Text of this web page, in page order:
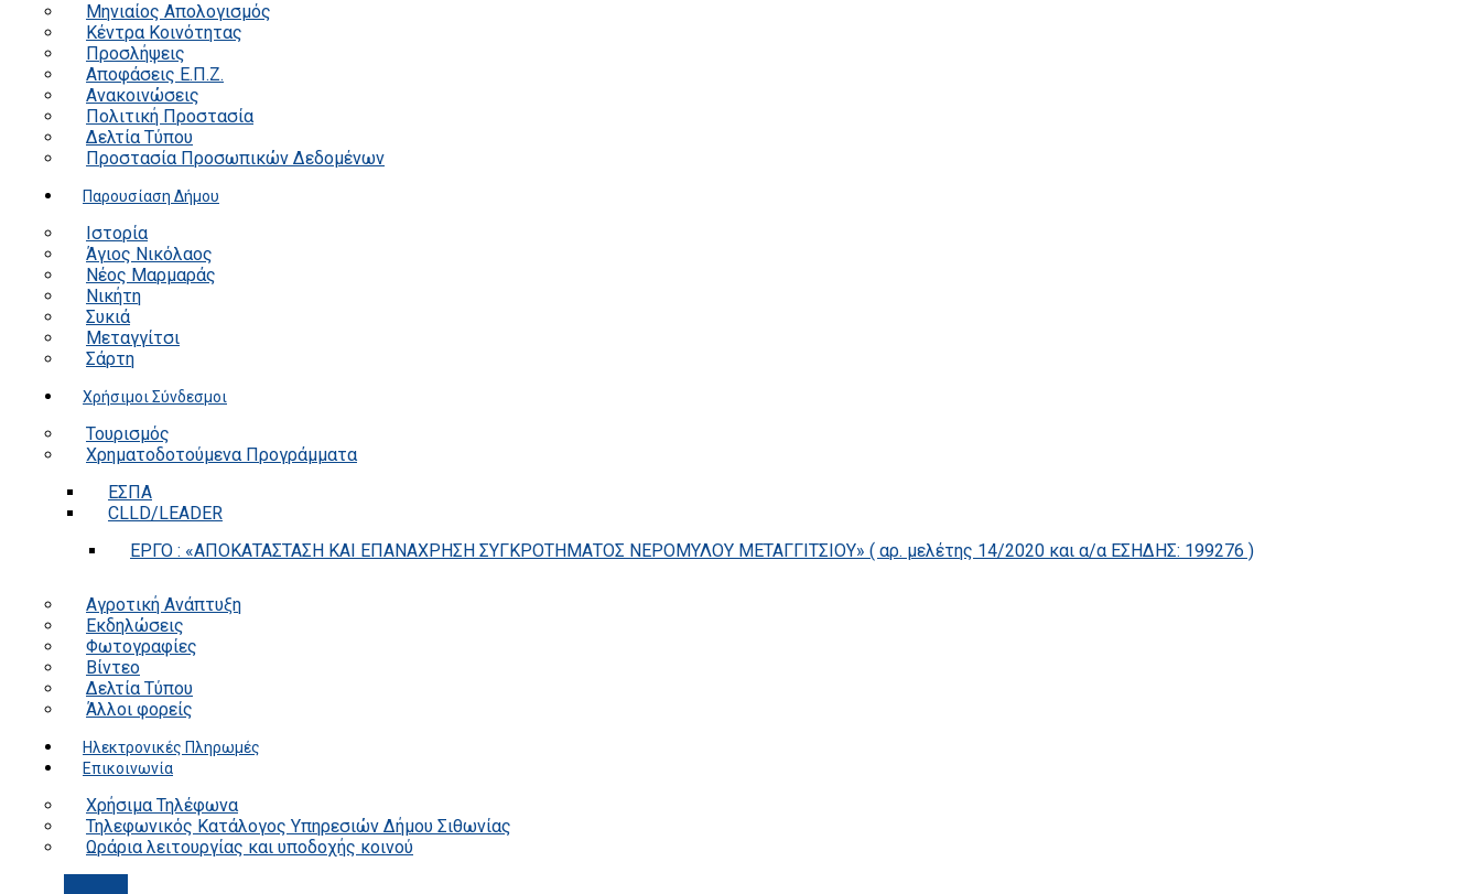
Μηνιαίος Απολογισμός
Κέντρα Κοινότητας
Προσλήψεις
Αποφάσεις Ε.Π.Ζ.
Ανακοινώσεις
Πολιτική Προστασία
Δελτία Τύπου
Προστασία Προσωπικών Δεδομένων
Παρουσίαση Δήμου
Ιστορία
Άγιος Νικόλαος
Νέος Μαρμαράς
Νικήτη
Συκιά
Μεταγγίτσι
Σάρτη
Χρήσιμοι Σύνδεσμοι
Τουρισμός
Χρηματοδοτούμενα Προγράμματα
ΕΣΠΑ
CLLD/LEADER
ΕΡΓΟ : «ΑΠΟΚΑΤΑΣΤΑΣΗ ΚΑΙ ΕΠΑΝΑΧΡΗΣΗ ΣΥΓΚΡΟΤΗΜΑΤΟΣ ΝΕΡΟΜΥΛΟΥ ΜΕΤΑΓΓΙΤΣΙΟΥ» ( αρ. μελέτης 14/2020 και α/α ΕΣΗΔΗΣ: 199276 )
Αγροτική Ανάπτυξη
Εκδηλώσεις
Φωτογραφίες
Βίντεο
Δελτία Τύπου
Άλλοι φορείς
Ηλεκτρονικές Πληρωμές
Επικοινωνία
Χρήσιμα Τηλέφωνα
Τηλεφωνικός Κατάλογος Υπηρεσιών Δήμου Σιθωνίας
Ωράρια λειτουργίας και υποδοχής κοινού